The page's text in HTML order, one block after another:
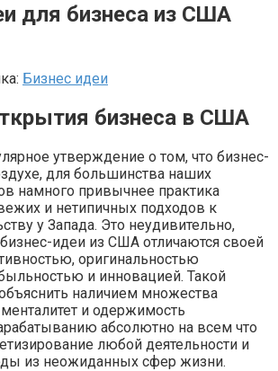
для бизнеса из США
Бизнес идеи
бизнеса в США
утверждение о том, что бизнес-
для большинства наших
намного привычнее практика
и нетипичных подходов к
у Запада. Это неудивительно,
идеи из США отличаются своей
оригинальностью
и инновацией. Такой
наличием множества
и одержимость
абсолютно на всем что
любой деятельности и
из неожиданных сфер жизни.